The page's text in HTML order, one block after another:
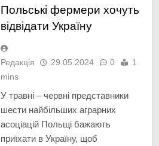
Польські фермери хочуть
відвідати Україну
Редакція 29.05.2024 0
1
mins
У травні – червні представники
шести найбільших аграрних
асоціацій Польщі бажають
приїхати в Україну, щоб